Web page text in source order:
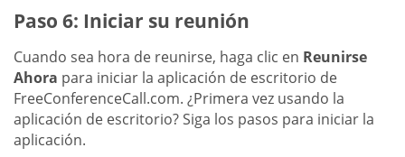
Paso 6: Iniciar su reunión
Cuando sea hora de reunirse, haga clic en Reunirse
Ahora para iniciar la aplicación de escritorio de
FreeConferenceCall.com. ¿Primera vez usando la
aplicación de escritorio? Siga los pasos para iniciar la
aplicación.